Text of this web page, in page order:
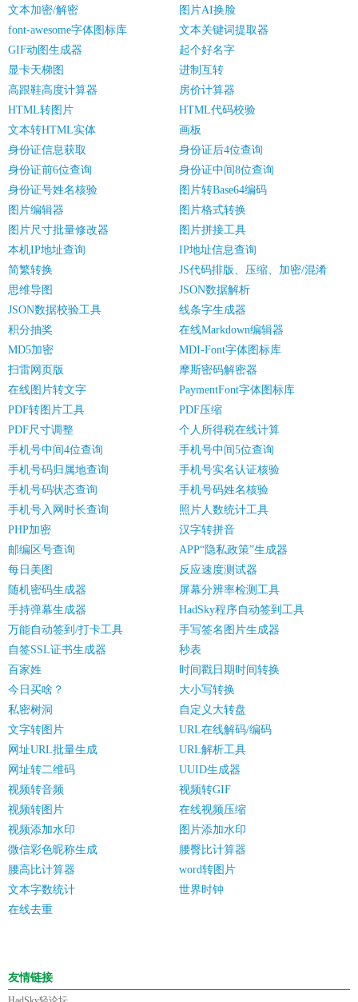
文本加密/解密
图片AI换脸
font-awesome字体图标库
文本关键词提取器
GIF动图生成器
起个好名字
显卡天梯图
进制互转
高跟鞋高度计算器
房价计算器
HTML转图片
HTML代码校验
文本转HTML实体
画板
身份证信息获取
身份证后4位查询
身份证前6位查询
身份证中间8位查询
身份证号姓名核验
图片转Base64编码
图片编辑器
图片格式转换
图片尺寸批量修改器
图片拼接工具
本机IP地址查询
IP地址信息查询
简繁转换
JS代码排版、压缩、加密/混淆
思维导图
JSON数据解析
JSON数据校验工具
线条字生成器
积分抽奖
在线Markdown编辑器
MD5加密
MDI-Font字体图标库
扫雷网页版
摩斯密码解密器
在线图片转文字
PaymentFont字体图标库
PDF转图片工具
PDF压缩
PDF尺寸调整
个人所得税在线计算
手机号中间4位查询
手机号中间5位查询
手机号码归属地查询
手机号实名认证核验
手机号码状态查询
手机号码姓名核验
手机号入网时长查询
照片人数统计工具
PHP加密
汉字转拼音
邮编区号查询
APP“隐私政策”生成器
每日美图
反应速度测试器
随机密码生成器
屏幕分辨率检测工具
手持弹幕生成器
HadSky程序自动签到工具
万能自动签到/打卡工具
手写签名图片生成器
自签SSL证书生成器
秒表
百家姓
时间戳日期时间转换
今日买啥？
大小写转换
私密树洞
自定义大转盘
文字转图片
URL在线解码/编码
网址URL批量生成
URL解析工具
网址转二维码
UUID生成器
视频转音频
视频转GIF
视频转图片
在线视频压缩
视频添加水印
图片添加水印
微信彩色昵称生成
腰臀比计算器
腰高比计算器
word转图片
文本字数统计
世界时钟
在线去重
友情链接